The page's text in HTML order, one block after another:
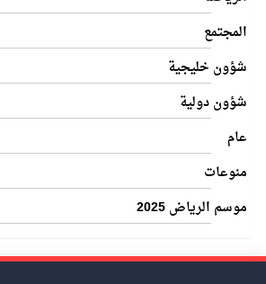
المجتمع
شؤون خليجية
شؤون دولية
عام
منوعات
موسم الرياض 2025